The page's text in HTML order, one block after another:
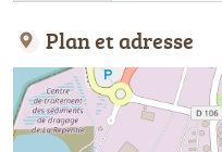
Plan et adresse